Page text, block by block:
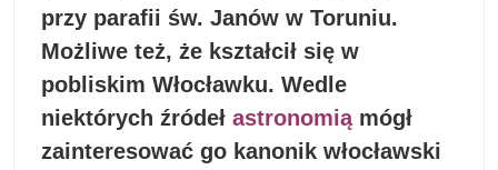
przy parafii św. Janów w Toruniu.
Możliwe też, że kształcił się w
pobliskim Włocławku. Wedle
niektórych źródeł astronomiąmógł
zainteresować go kanonik włocławski